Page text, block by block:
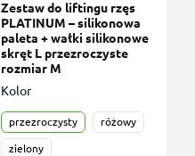
Zestaw do liftingu rzęs
PLATINUM – silikonowa
paleta + wałki silikonowe
skręt L przezroczyste
rozmiar M
Kolor
przezroczysty różowy
zielony